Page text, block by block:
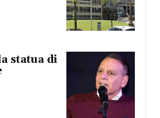
statua di